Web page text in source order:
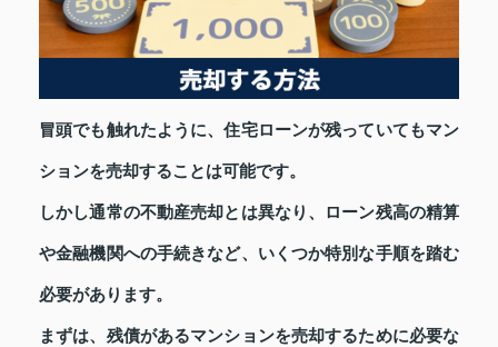
冒頭でも触れたように、住宅ローンが残っていてもマン
ションを売却することは可能です。
しかし通常の不動産売却とは異なり、ローン残高の精算
や金融機関への手続きなど、いくつか特別な手順を踏む
必要があります。
まずは、残債があるマンションを売却するために必要な